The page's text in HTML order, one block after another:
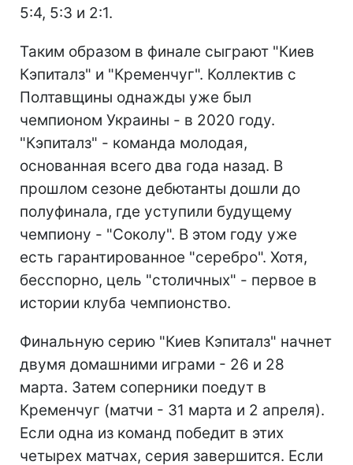
5:4, 5:3 и 2:1.
Таким образом в финале сыграют "Киев
Кэпиталз" и "Кременчуг". Коллектив с
Полтавщины однажды уже был
чемпионом Украины - в 2020 году.
"Кэпиталз" - команда молодая,
основанная всего два года назад. В
прошлом сезоне дебютанты дошли до
полуфинала, где уступили будущему
чемпиону - "Соколу". В этом году уже
есть гарантированное "серебро". Хотя,
бесспорно, цель "столичных" - первое в
истории клуба чемпионство.
Финальную серию "Киев Кэпиталз" начнет
двумя домашними играми - 26 и 28
марта. Затем соперники поедут в
Кременчуг (матчи - 31 марта и 2 апреля).
Если одна из команд победит в этих
четырех матчах, серия завершится. Если